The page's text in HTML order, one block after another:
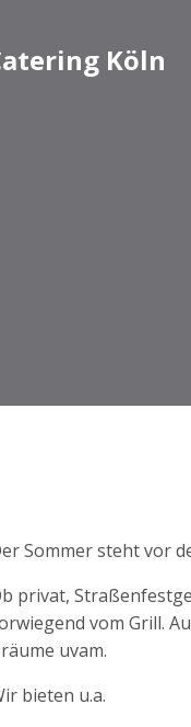
Köln
Sommer steht vor
privat,
vom Grill.
uvam.
bieten u.a.